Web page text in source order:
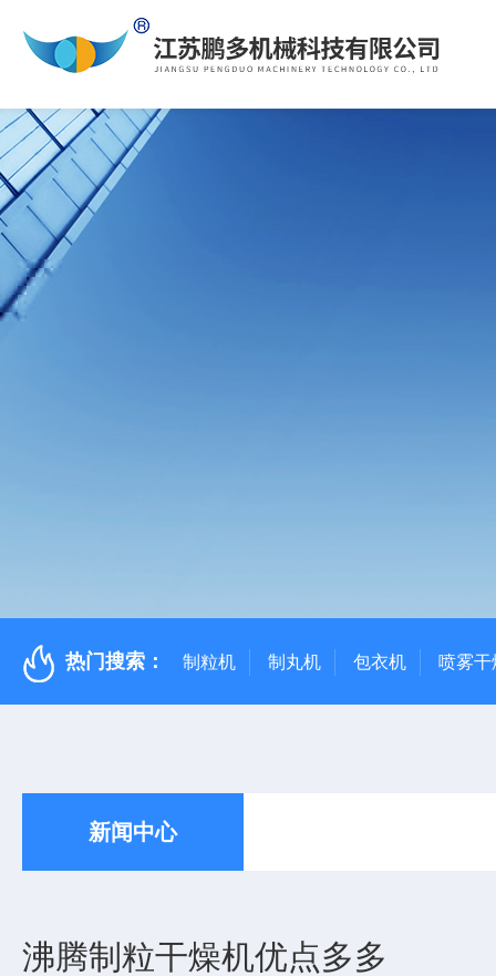
热门搜索： 制粒机 制丸机 包衣机 喷雾干
新闻中心
沸腾制粒干燥机优点多多